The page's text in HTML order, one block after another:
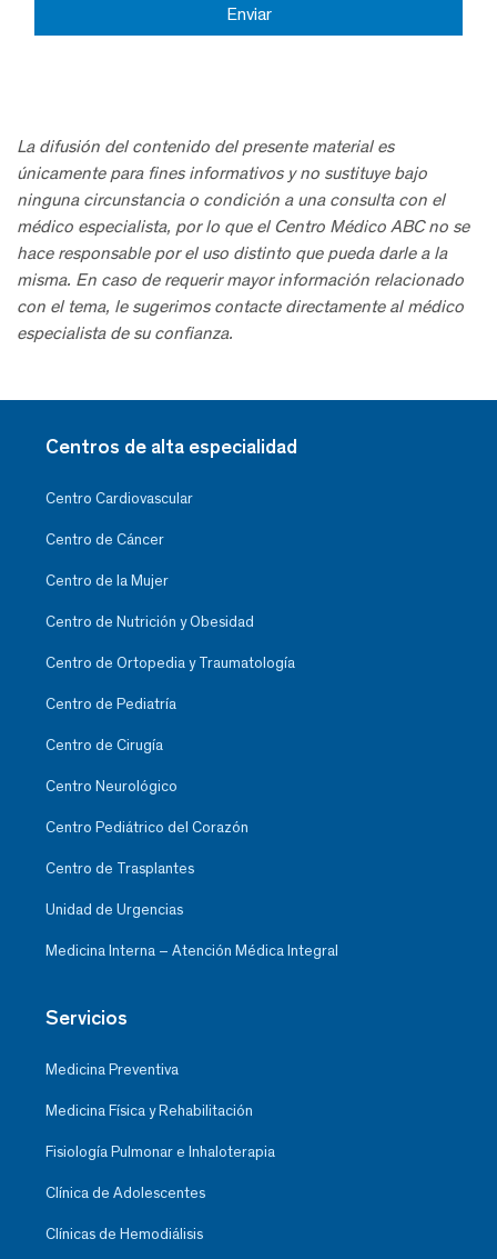
La difusión del contenido del presente material es
únicamente para fines informativos y no sustituye bajo
ninguna circunstancia o condición a una consulta con el
médico especialista, por lo que el Centro Médico ABC no se
hace responsable por el uso distinto que pueda darle a la
misma. En caso de requerir mayor información relacionado
con el tema, le sugerimos contacte directamente al médico
especialista de su confianza.
Centros de alta especialidad
Centro Cardiovascular
Centro de Cáncer
Centro de la Mujer
Centro de Nutrición y Obesidad
Centro de Ortopedia y Traumatología
Centro de Pediatría
Centro de Cirugía
Centro Neurológico
Centro Pediátrico del Corazón
Centro de Trasplantes
Unidad de Urgencias
Medicina Interna – Atención Médica Integral
Servicios
Medicina Preventiva
Medicina Física y Rehabilitación
Fisiología Pulmonar e Inhaloterapia
Clínica de Adolescentes
Clínicas de Hemodiálisis